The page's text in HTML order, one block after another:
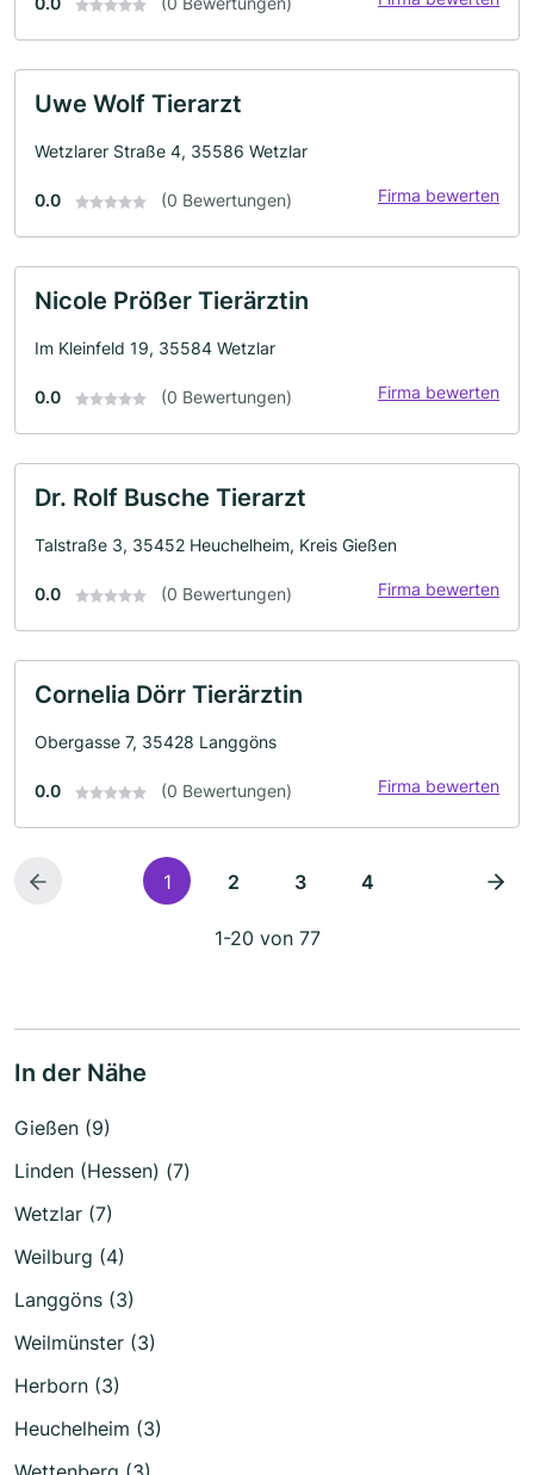
Uwe Wolf Tierarzt
Wetzlarer Straße 4, 35586 Wetzlar
0.0 (0 Bewertungen) Firma bewerten
Nicole Prößer Tierärztin
Im Kleinfeld 19, 35584 Wetzlar
0.0 (0 Bewertungen) Firma bewerten
Dr. Rolf Busche Tierarzt
Talstraße 3, 35452 Heuchelheim, Kreis Gießen
0.0 (0 Bewertungen) Firma bewerten
Cornelia Dörr Tierärztin
Obergasse 7, 35428 Langgöns
0.0 (0 Bewertungen) Firma bewerten
1 2 3 4
1-20 von 77
In der Nähe
Gießen (9)
Linden (Hessen) (7)
Wetzlar (7)
Weilburg (4)
Langgöns (3)
Weilmünster (3)
Herborn (3)
Heuchelheim (3)